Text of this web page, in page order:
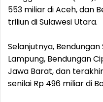
553 miliar di Aceh, dan
triliun di Sulawesi Utara.
Selanjutnya, Bendungan
Lampung, Bendungan
Jawa Barat, dan
senilai Rp 496 miliar di